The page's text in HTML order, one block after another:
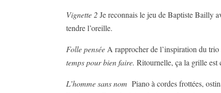
Vignette 2Je reconnais le jeu de Baptiste Bailly
tendre l’oreille.
Folle penséeA rapprocher de l’inspiration du trio
temps pour bien faire.Ritournelle, ça la grille est
L’homme sans nom Piano à cordes frottées,